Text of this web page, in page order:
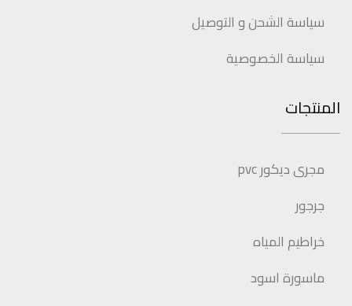
سياسة الشحن و التوصيل
سياسة الخصوصية
المنتجات
مجرى ديكور pvc
جرجور
خراطيم المياه
ماسورة اسود